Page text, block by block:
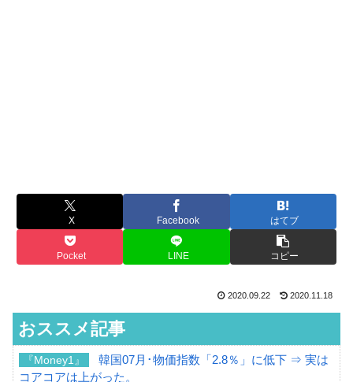
X Facebook はてブ
Pocket LINE コピー
2020.09.22 2020.11.18
おススメ記事
『Money1』
韓国07月･物価指数「2.8％」に低下 ⇒ 実は
コアコアは上がった。